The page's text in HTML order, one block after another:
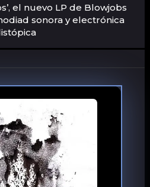
el nuevo LP de Blowjobs
sonora y electrónica